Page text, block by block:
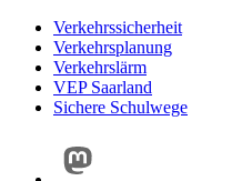
Verkehrssicherheit
Verkehrsplanung
Verkehrslärm
VEP Saarland
Sichere Schulwege